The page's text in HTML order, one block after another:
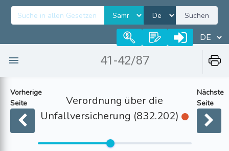
Suchen
41-42/87
Vorherige
Seite
Verordnung über die
Unfallversicherung (832.202)
Nächste
Seite